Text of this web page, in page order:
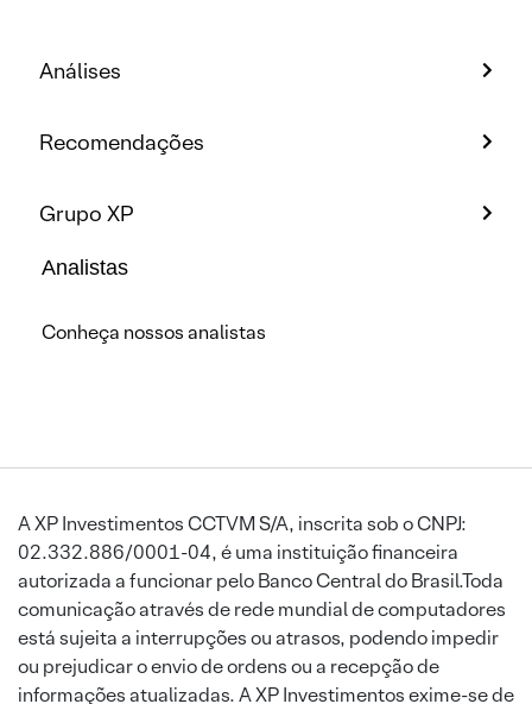
Análises
Recomendações
Grupo XP
Analistas
Conheça nossos analistas
A XP Investimentos CCTVM S/A, inscrita sob o CNPJ:
02.332.886/0001-04, é uma instituição financeira
autorizada a funcionar pelo Banco Central do Brasil.Toda
comunicação através de rede mundial de computadores
está sujeita a interrupções ou atrasos, podendo impedir
ou prejudicar o envio de ordens ou a recepção de
informações atualizadas. A XP Investimentos exime-se de